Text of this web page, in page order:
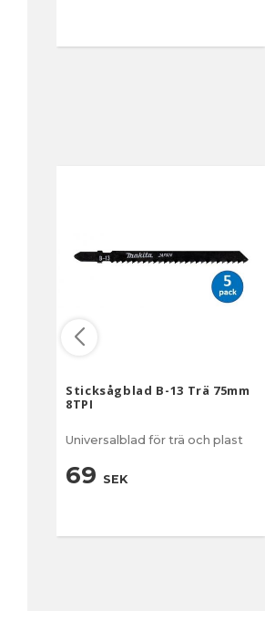
Sticksågblad B-13 Trä 75mm
8TPI
Universalblad för trä och plast
69 SEK